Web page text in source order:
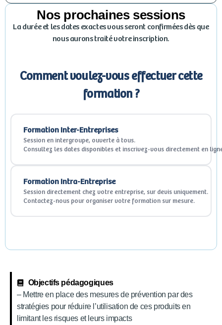
Nos prochaines sessions
La durée et les dates exactes vous seront confirmées dès que
nous aurons traité votre inscription.
Comment voulez-vous effectuer cette
formation ?
Formation Inter-Entreprises
Session en intergroupe, ouverte à tous.
Consultez les dates disponibles et inscrivez-vous directement en
Formation Intra-Entreprise
Session directement chez votre entreprise, sur devis uniquement.
Contactez-nous pour organiser votre formation sur mesure.
Objectifs pédagogiques
– Mettre en place des mesures de prévention par des
stratégies pour réduire l’utilisation de ces produits en
limitant les risques et leurs impacts